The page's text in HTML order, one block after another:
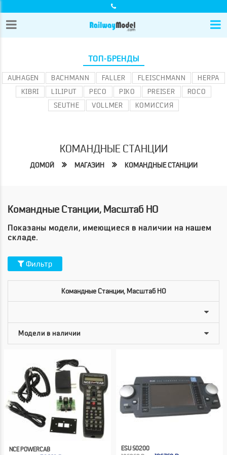
ТОП-БРЕНДЫ
AUHAGEN BACHMANN FALLER FLEISCHMANN
HERPA
KIBRI
LILIPUT PECO PIKO PREISER
ROCO
SEUTHE
VOLLMER КОМИССИЯ
КОМАНДНЫЕ СТАНЦИИ
ДОМОЙ МАГАЗИН КОМАНДНЫЕ СТАНЦИИ
Командные Станции, Масштаб HO
Показаны модели, имеющиеся в наличии на нашем
складе.
Фильтр
Командные Станции, Масштаб HO
NCE POWERCAB
ESU 50200